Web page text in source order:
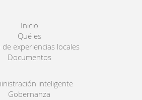
Inicio
Qué es
de experiencias locales
Documentos
inteligente
Gobernanza